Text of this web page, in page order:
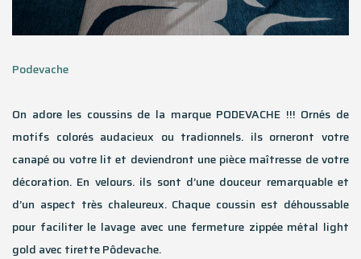
Podevache
On adore les coussins de la marque PODEVACHE !!! Ornés de
motifs colorés audacieux ou tradionnels. ils orneront votre
canapé ou votre lit et deviendront une pièce maîtresse de votre
décoration. En velours. ils sont d’une douceur remarquable et
d’un aspect très chaleureux. Chaque coussin est déhoussable
pour faciliter le lavage avec une fermeture zippée métal light
gold avec tirette Pôdevache.